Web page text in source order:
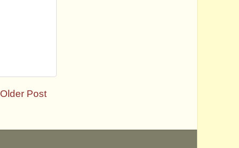
Older Post